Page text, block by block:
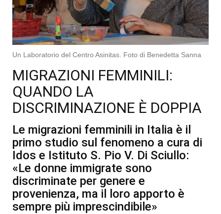
Un Laboratorio del Centro Asinitas. Foto di Benedetta Sanna
MIGRAZIONI FEMMINILI:
QUANDO LA
DISCRIMINAZIONE È DOPPIA
Le migrazioni femminili in Italia è il
primo studio sul fenomeno a cura di
Idos e Istituto S. Pio V. Di Sciullo:
«Le donne immigrate sono
discriminate per genere e
provenienza, ma il loro apporto è
sempre più imprescindibile»